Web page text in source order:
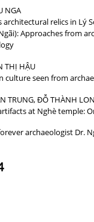
NGA
architectural relics in Lý
Approaches from
THỊ HẬU
culture seen from
TRUNG, ĐỖ THÀNH
at Nghè temple:
archaeologist Dr.